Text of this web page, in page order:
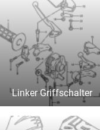
Linker Griffschalter